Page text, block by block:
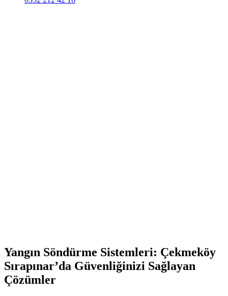
Yangın Söndürme Sistemleri: Çekmeköy
Sırapınar’da Güvenliğinizi Sağlayan
Çözümler